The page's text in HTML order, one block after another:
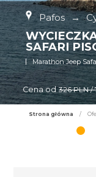
Pafos →
SAFARI
Marathon Jeep
Cena od 326 PLN /
Strona główna /